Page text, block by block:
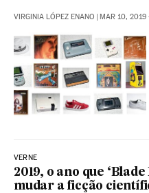
VIRGINIA LÓPEZ ENANO | MAR 10,
VERNE
2019, o ano que
mudar a ficção